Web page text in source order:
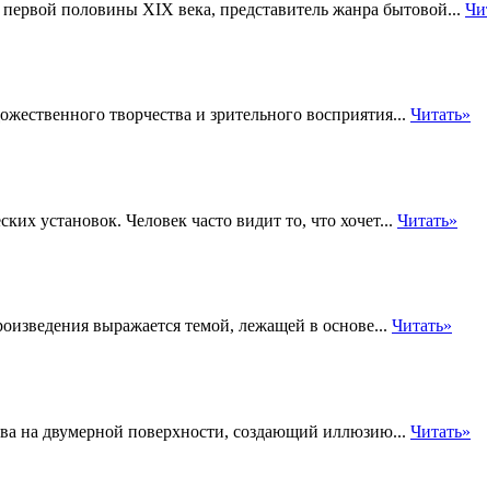
половины XIX века, представитель жанра бытовой...
творчества и зрительного восприятия... Читать»
установок. Человек часто видит то, что хочет... Читать»
выражается темой, лежащей в основе... Читать»
на двумерной поверхности, создающий иллюзию... Читать»